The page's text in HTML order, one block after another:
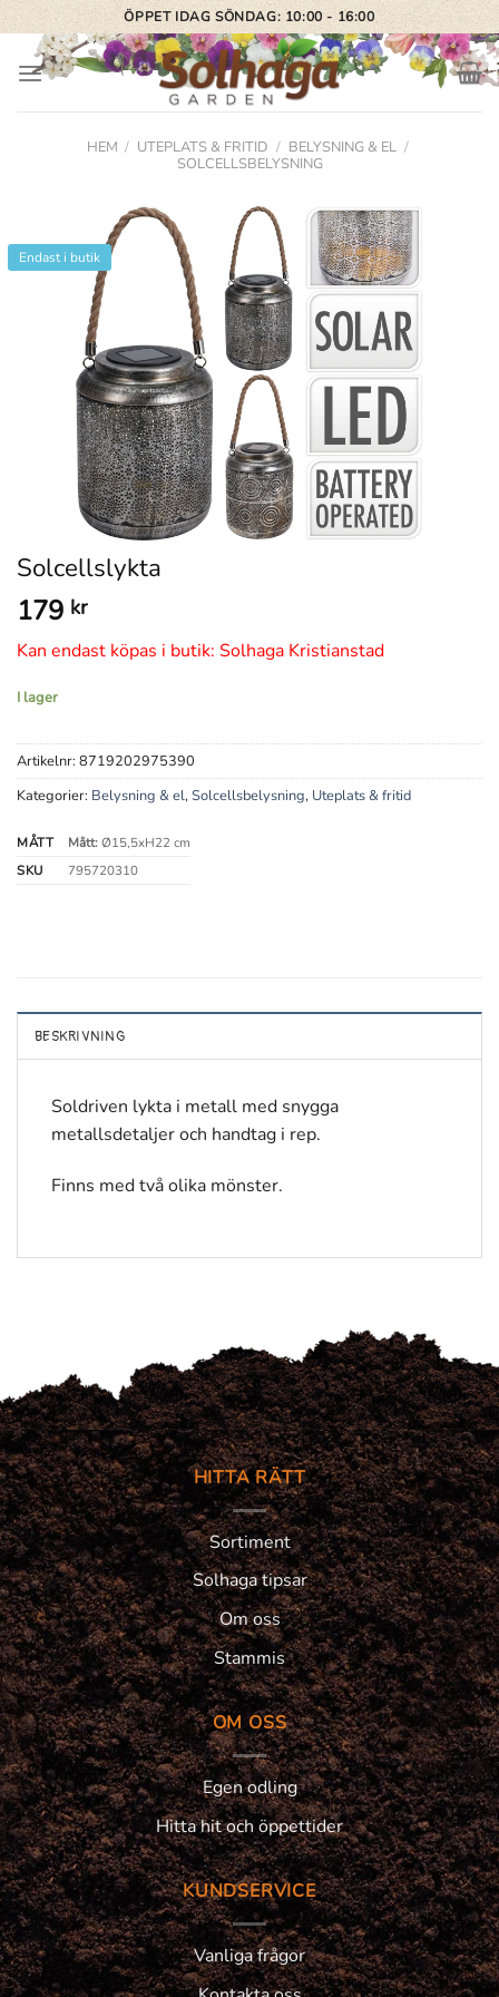
Skip
to
content
ÖPPET IDAG SÖNDAG: 10:00 - 16:00
HEM / UTEPLATS & FRITID / BELYSNING & EL /
SOLCELLSBELYSNING
Endast i butik
Solcellslykta
179 kr
Kan endast köpas i butik: Solhaga Kristianstad
I lager
Artikelnr: 8719202975390
Kategorier: Belysning & el,Solcellsbelysning, Uteplats & fritid
MÅTT Mått:Ø15,5xH22 cm
SKU
795720310
BESKRIVNING
Soldriven lykta i metall med snygga
metallsdetaljer och handtag i rep.
Finns med två olika mönster.
HITTA RÄTT
Sortiment
Solhaga tipsar
Om oss
Stammis
OM OSS
Egen odling
Hitta hit och öppettider
KUNDSERVICE
Vanliga frågor